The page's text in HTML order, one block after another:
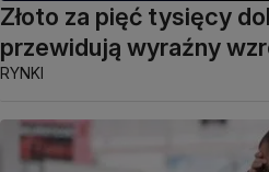
Złoto za pięć tysięcy
przewidują wyraźny
RYNKI